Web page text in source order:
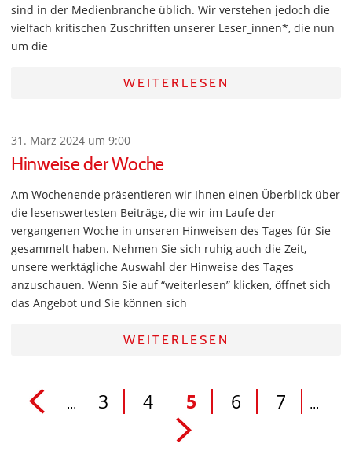
sind in der Medienbranche üblich. Wir verstehen jedoch die
vielfach kritischen Zuschriften unserer Leser_innen*, die nun
um die
WEITERLESEN
31. März 2024 um 9:00
Hinweise der Woche
Am Wochenende präsentieren wir Ihnen einen Überblick über
die lesenswertesten Beiträge, die wir im Laufe der
vergangenen Woche in unseren Hinweisen des Tages für Sie
gesammelt haben. Nehmen Sie sich ruhig auch die Zeit,
unsere werktägliche Auswahl der Hinweise des Tages
anzuschauen. Wenn Sie auf “weiterlesen” klicken, öffnet sich
das Angebot und Sie können sich
WEITERLESEN
... 3 4 5 6 7 ...